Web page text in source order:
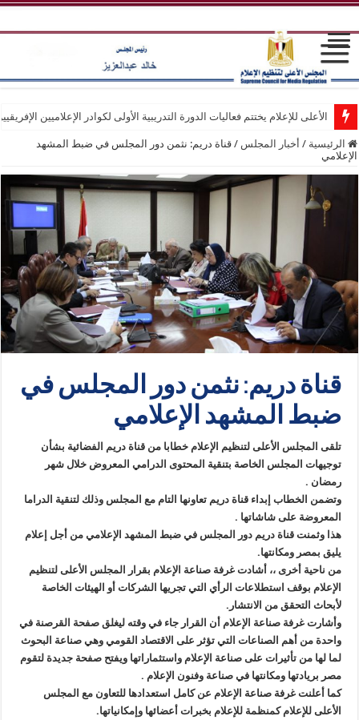
الأعلى للإعلام يختتم فعاليات الدورة التدريبية الأولى لكوادر الإعلاميين
الرئيسية / أخبار المجلس / قناة دريم: نثمن دور المجلس في ضبط المشهد
الإعلامي
قناة دريم: نثمن دور المجلس في
ضبط المشهد الإعلامي
تلقى المجلس الأعلى لتنظيم الإعلام خطابا من قناة دريم الفضائية بشأن
توجيهات المجلس الخاصة بتنقية المحتوى الدرامي المعروض خلال شهر
رمضان .
وتضمن الخطاب إبداء قناة دريم تعاونها التام مع المجلس وذلك لتنقية الدراما
المعروضة على شاشاتها .
هذا وثمنت قناة دريم دور المجلس في ضبط المشهد الإعلامي من أجل إعلام
يليق بمصر ومكانتها.
من ناحية أخرى ،، أشادت غرفة صناعة الإعلام بقرار المجلس الأعلى لتنظيم
الإعلام بوقف استطلاعات الرأي التي تجريها الشركات أو الهيئات الخاصة
لأبحاث التحقق من الانتشار.
وأشارت غرفة صناعة الإعلام أن القرار جاء في وقته ليغلق صفحة القرصنة في
واحدة من أهم الصناعات التي تؤثر على الاقتصاد القومي وهي صناعة البحوث
لما لها من تأثيرات على صناعة الإعلام واستثماراتها ويفتح صفحة جديدة لتقوم
مصر بريادتها ومكانتها في صناعة وفنون الإعلام .
كما أعلنت غرفة صناعة الإعلام عن كامل استعدادها للتعاون مع المجلس
الأعلى للإعلام كمنظمة للإعلام بخبرات أعضائها وإمكانياتها.